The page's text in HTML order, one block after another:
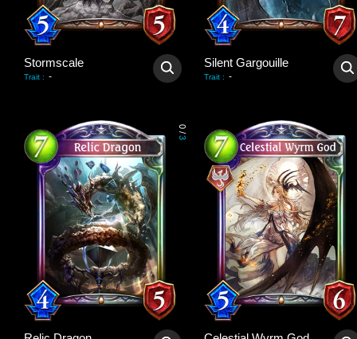
Stormscale
Trait : -
Silent Gargouille
Trait : -
0
/
3